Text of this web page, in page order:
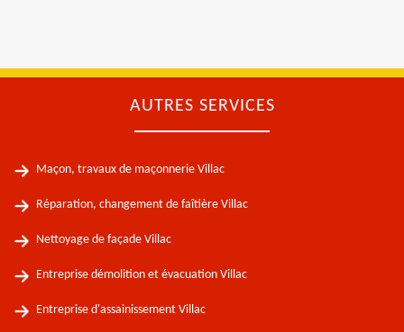
AUTRES SERVICES
Maçon, travaux de maçonnerie Villac
Réparation, changement de faîtière Villac
Nettoyage de façade Villac
Entreprise démolition et évacuation Villac
Entreprise d'assainissement Villac